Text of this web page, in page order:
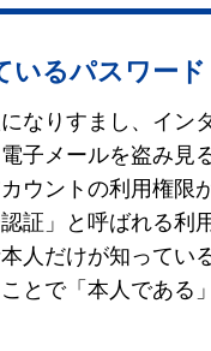
いるパスワード
なりすまし、イン
子メールを盗み見
ウントの利用権限
証」と呼ばれる利
人だけが知ってい
とで「本人である